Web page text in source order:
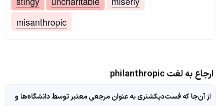
misanthropic
ارجاع به لغت philanthropic
از آن‌جا که فست‌دیکشنری به عنوان مرجعی معتبر توسط دانشگاه‌ها و